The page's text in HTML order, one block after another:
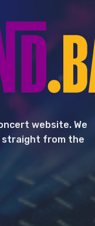
website. We
straight from the